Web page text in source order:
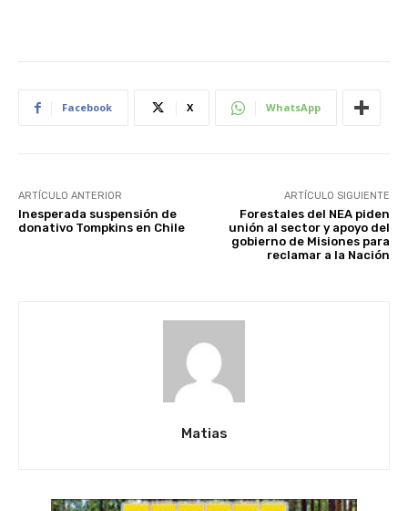
Facebook X WhatsApp
ARTÍCULO ANTERIOR
Inesperada suspensión de
donativo Tompkins en Chile
ARTÍCULO SIGUIENTE
Forestales del NEA piden
unión al sector y apoyo del
gobierno de Misiones para
reclamar a la Nación
Matias